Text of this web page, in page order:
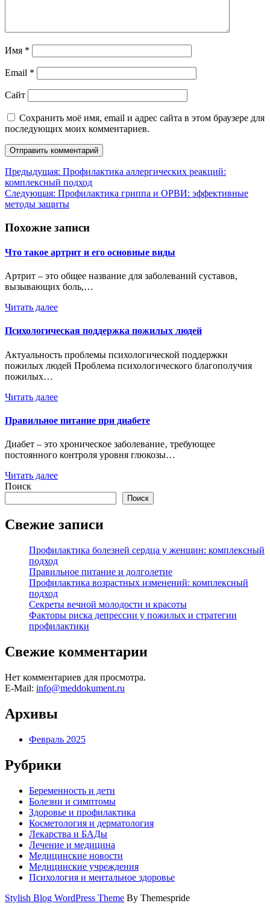
Имя *
Email *
Сайт
Сохранить моё имя, email и адрес сайта в этом браузере для
последующих моих комментариев.
Навигация
по
записям
Предыдущая: Профилактика аллергических реакций:
комплексный подход
Следующая: Профилактика гриппа и ОРВИ: эффективные
методы защиты
Похожие записи
Что такое артрит и его основные виды
Артрит – это общее название для заболеваний суставов,
вызывающих боль,…
Читать далее
Психологическая поддержка пожилых людей
Актуальность проблемы психологической поддержки
пожилых людей Проблема психологического благополучия
пожилых…
Читать далее
Правильное питание при диабете
Диабет – это хроническое заболевание‚ требующее
постоянного контроля уровня глюкозы…
Читать далее
Поиск
Поиск
Свежие записи
Профилактика болезней сердца у женщин: комплексный
подход
Правильное питание и долголетие
Профилактика возрастных изменений: комплексный
подход
Секреты вечной молодости и красоты
Факторы риска депрессии у пожилых и стратегии
профилактики
Свежие комментарии
Нет комментариев для просмотра.
E-Mail: info@meddokument.ru
Архивы
Февраль 2025
Рубрики
Беременность и дети
Болезни и симптомы
Здоровье и профилактика
Косметология и дерматология
Лекарства и БАДы
Лечение и медицина
Медицинские новости
Медицинские учреждения
Психология и ментальное здоровье
Stylish Blog WordPress Theme By Themespride